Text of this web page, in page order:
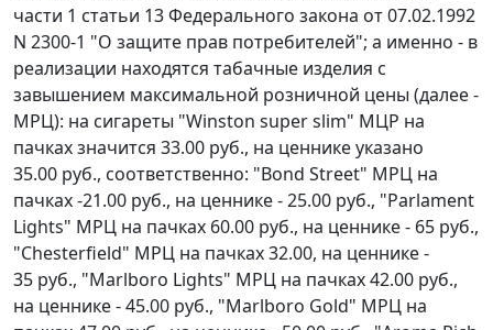
части 1 статьи 13Федерального закона от 07.02.1992
N 2300-1 "О защите прав потребителей"; а именно - в
реализации находятся табачные изделия с
завышением максимальной розничной цены (далее -
МРЦ): на сигареты "Winston super slim" МЦР на
пачках значится 33.00 руб., на ценнике указано
35.00 руб., соответственно: "Bond Street" МРЦ на
пачках -21.00 руб., на ценнике - 25.00 руб., "Parlament
Lights" МРЦ на пачках 60.00 руб., на ценнике - 65 руб.,
"Сhesterfield" МРЦ на пачках 32.00, на ценнике -
35 руб., "Marlboro Lights" МРЦ на пачках 42.00 руб.,
на ценнике - 45.00 руб., "Marlboro Gold" МРЦ на